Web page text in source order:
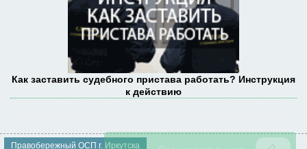
Как заставить судебного пристава работать? Инструкция
к действию
Правобережный ОСП г. Иркутска